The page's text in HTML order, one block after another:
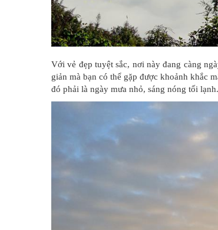
Với vẻ đẹp tuyệt sắc, nơi này đang càng
giản mà bạn có thể gặp được khoảnh khắc
đó phải là ngày mưa nhỏ, sáng nóng tối